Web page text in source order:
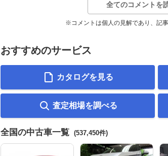
全てのコメントを
※コメントは個人の見解であり、記
おすすめのサービス
カタログを見る
査定相場を調べる
全国の中古車一覧 (537,450件)